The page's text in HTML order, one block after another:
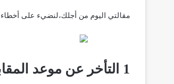
مقالتي اليوم من أجلك،لنضيء على أخطاء
1 التأخر عن موعد المقابلة من أكثر الأخطاء الشائعة